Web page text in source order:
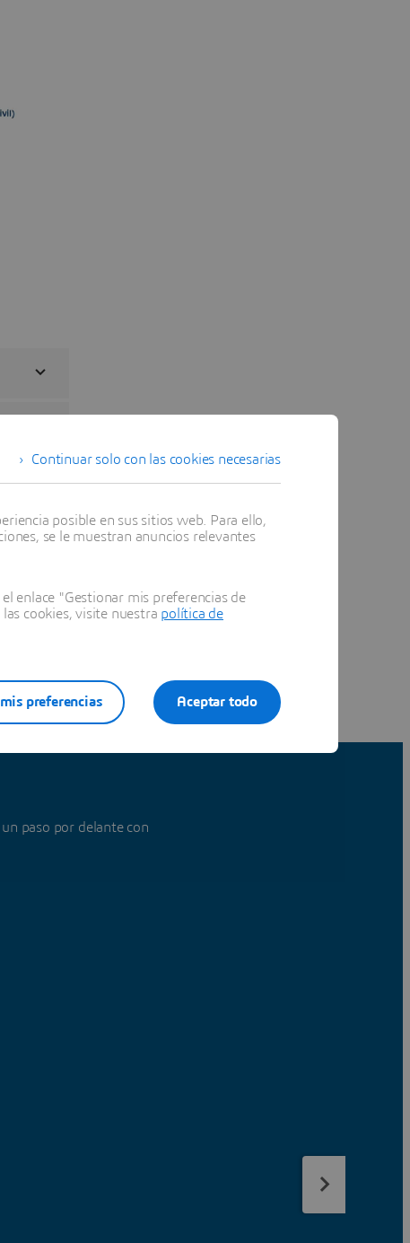
que
paso por delante con
Continuar solo con las cookies necesarias
posible en sus sitios web. Para ello,
se le muestran anuncios relevantes
enlace "Gestionar mis preferencias de
cookies, visite nuestra política de
Aceptar todo
preferencias